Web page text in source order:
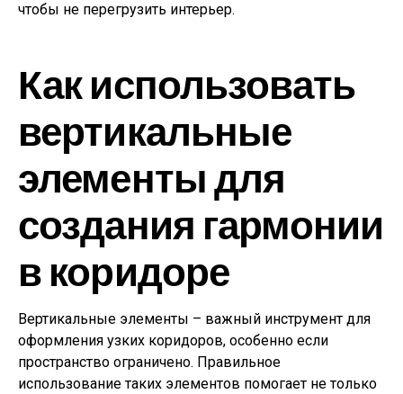
чтобы не перегрузить интерьер.
Как использовать
вертикальные
элементы для
создания гармонии
в коридоре
Вертикальные элементы – важный инструмент для
оформления узких коридоров, особенно если
пространство ограничено. Правильное
использование таких элементов помогает не только